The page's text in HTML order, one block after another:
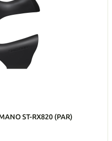
ST-RX820 (PAR)